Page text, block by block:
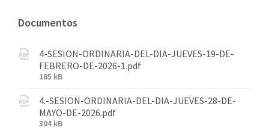
Documentos
4-SESION-ORDINARIA-DEL-DIA-JUEVES-19-DE-
FEBRERO-DE-2026-1.pdf
185 kB
4.-SESION-ORDINARIA-DEL-DIA-JUEVES-28-DE-
MAYO-DE-2026.pdf
304 kB